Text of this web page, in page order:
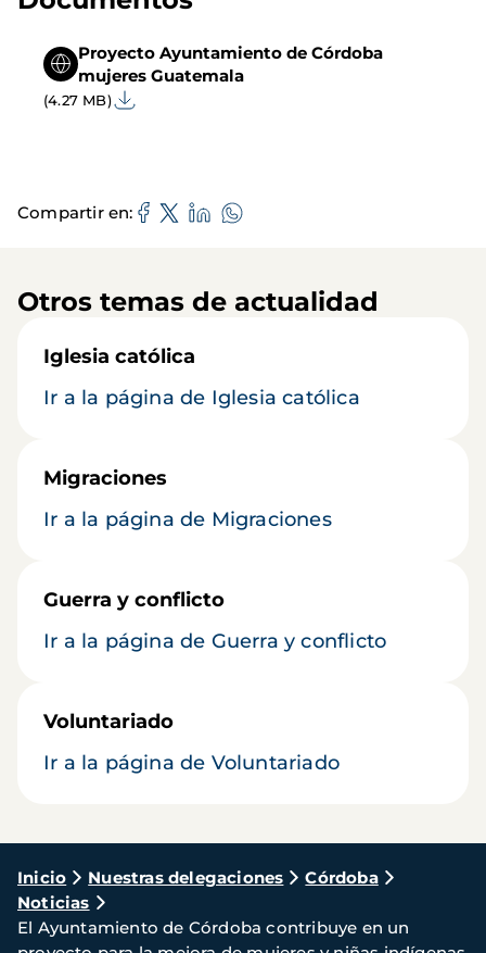
Proyecto Ayuntamiento de Córdoba
mujeres Guatemala
(4.27 MB)
Compartir en
Otros temas de actualidad
Iglesia católica
Ir a la página de Iglesia católica
Migraciones
Ir a la página de Migraciones
Guerra y conflicto
Ir a la página de Guerra y conflicto
Voluntariado
Ir a la página de Voluntariado
Ruta
de
navegación
Inicio Nuestras delegaciones
Córdoba
Noticias
El Ayuntamiento de Córdoba contribuye en un